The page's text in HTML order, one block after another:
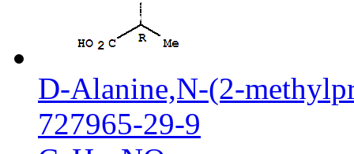
D-Alanine,N-(2-
727965-29-9